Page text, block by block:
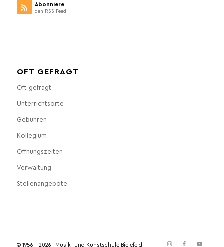
Abonniere
den RSS Feed
OFT GEFRAGT
Oft gefragt
Unterrichtsorte
Gebühren
Kollegium
Öffnungszeiten
Verwaltung
Stellenangebote
© 1956 - 2026 | Musik- und Kunstschule Bielefeld